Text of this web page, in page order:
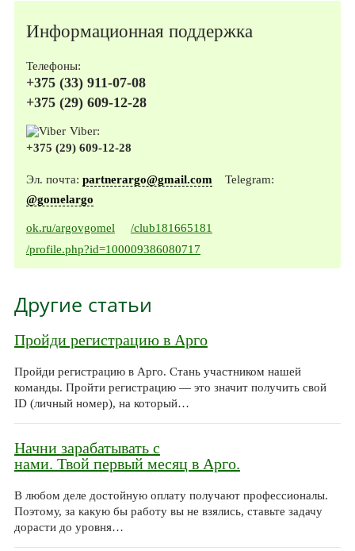
Информационная поддержка
Телефоны:
+375 (33) 911-07-08
+375 (29) 609-12-28
Viber:
+375 (29) 609-12-28
Эл. почта: partnerargo@gmail.com Telegram:
@gomelargo
ok.ru/argovgomel
/club181665181
/profile.php?id=100009386080717
Другие статьи
Пройди регистрацию в Арго
Пройди регистрацию в Арго. Стань участником нашей
команды. Пройти регистрацию — это значит получить свой
ID (личный номер), на который…
Начни зарабатывать с
нами. Твой первый месяц в Арго.
В любом деле достойную оплату получают профессионалы.
Поэтому, за какую бы работу вы не взялись, ставьте задачу
дорасти до уровня…